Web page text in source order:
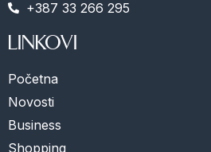
+387 33 266 295
LINKOVI
Početna
Novosti
Business
Shopping